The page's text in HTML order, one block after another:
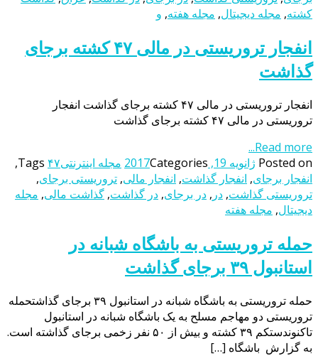
کشته, مجله دیجیتال, مجله هفته, و
انفجار تروریستی در مالی ۴۷ کشته برجای
گذاشت
انفجار تروریستی در مالی ۴۷ کشته برجای گذاشت انفجار
تروریستی در مالی ۴۷ کشته برجای گذاشت
Read more...
Posted on ژانویه 19, 2017 Categories مجله اینترنتی Tags ۴۷
,
انفجار برجای, انفجار گذاشت, انفجار مالی, تروریستی برجای,
تروریستی گذاشت, در , در برجای, در گذاشت, گذاشت مالی, مجله
دیجیتال, مجله هفته
حمله تروریستی به باشگاه شبانه در
استانبول ۳۹ برجای گذاشت
حمله تروریستی به باشگاه شبانه در استانبول ۳۹ برجای گذاشتحمله
تروریستی دو مهاجم مسلح به یک باشگاه شبانه در استانبول
تاکنوندستکم ۳۹ کشته و بیش از ۵۰ نفر زخمی برجای گذاشته است.
به گزارش باشگاه […]